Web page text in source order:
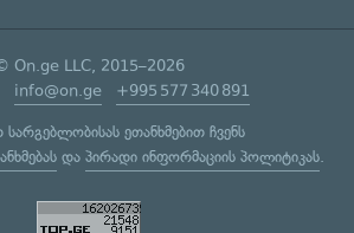
On.ge LLC, 2015–2026
info@on.ge +995 577 340 891
სარგებლობისას ეთანხმებით ჩვენს
და პირადი ინფორმაციის პოლიტიკას.